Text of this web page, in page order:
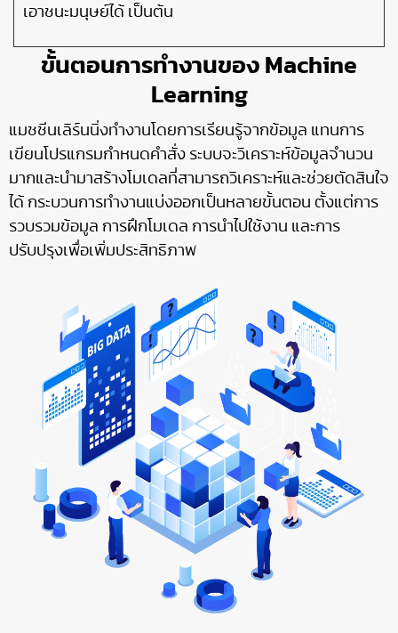
เอาชนะมนุษย์ได้ เป็นต้น
ขั้นตอนการทำงานของ Machine
Learning
แมชชีนเลิร์นนิ่งทำงานโดยการเรียนรู้จากข้อมูล แทนการ
เขียนโปรแกรมกำหนดคำสั่ง ระบบจะวิเคราะห์ข้อมูลจำนวน
มากและนำมาสร้างโมเดลที่สามารถวิเคราะห์และช่วยตัดสินใจ
ได้ กระบวนการทำงานแบ่งออกเป็นหลายขั้นตอน ตั้งแต่การ
รวบรวมข้อมูล การฝึกโมเดล การนำไปใช้งาน และการ
ปรับปรุงเพื่อเพิ่มประสิทธิภาพ